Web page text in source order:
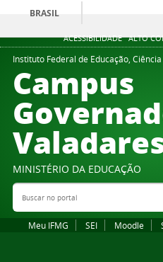
ACESSIBILIDADE ALTO
BRASIL
Instituto Federal de Educação,
Campus
MINISTÉRIO DA EDUCAÇÃO
Buscar no portal
Meu IFMG SEI Moodle